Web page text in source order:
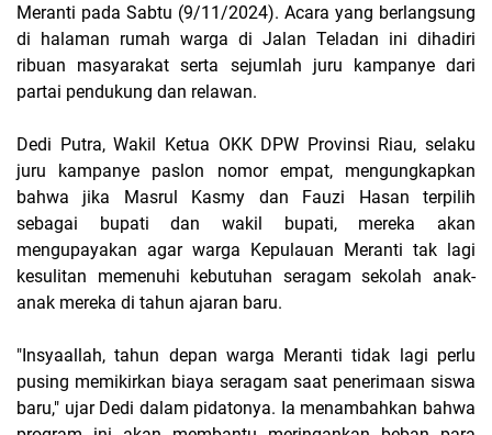
Meranti pada Sabtu (9/11/2024). Acara yang berlangsung
di halaman rumah warga di Jalan Teladan ini dihadiri
ribuan masyarakat serta sejumlah juru kampanye dari
partai pendukung dan relawan.
Dedi Putra, Wakil Ketua OKK DPW Provinsi Riau, selaku
juru kampanye paslon nomor empat, mengungkapkan
bahwa jika Masrul Kasmy dan Fauzi Hasan terpilih
sebagai bupati dan wakil bupati, mereka akan
mengupayakan agar warga Kepulauan Meranti tak lagi
kesulitan memenuhi kebutuhan seragam sekolah anak-
anak mereka di tahun ajaran baru.
"Insyaallah, tahun depan warga Meranti tidak lagi perlu
pusing memikirkan biaya seragam saat penerimaan siswa
baru," ujar Dedi dalam pidatonya. Ia menambahkan bahwa